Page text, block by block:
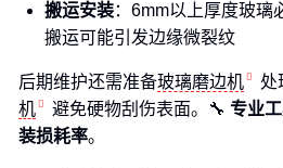
搬运安装：6mm以上厚度玻璃
搬运可能引发边缘微裂纹
后期维护还需准备玻璃磨边机 处
机
避免硬物刮伤表面。🔧 专业
装损耗率。